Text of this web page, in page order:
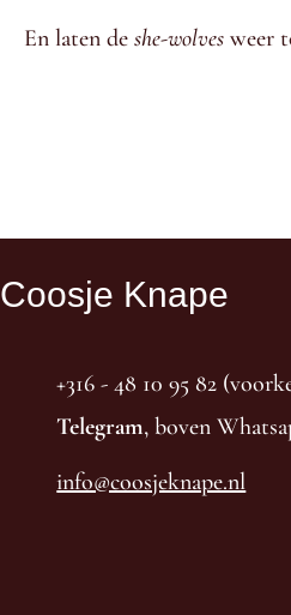
En laten de she-wolves weer
Coosje Knape
+316 - 48 10 95 82
Telegram, boven
info@coosjeknape.nl